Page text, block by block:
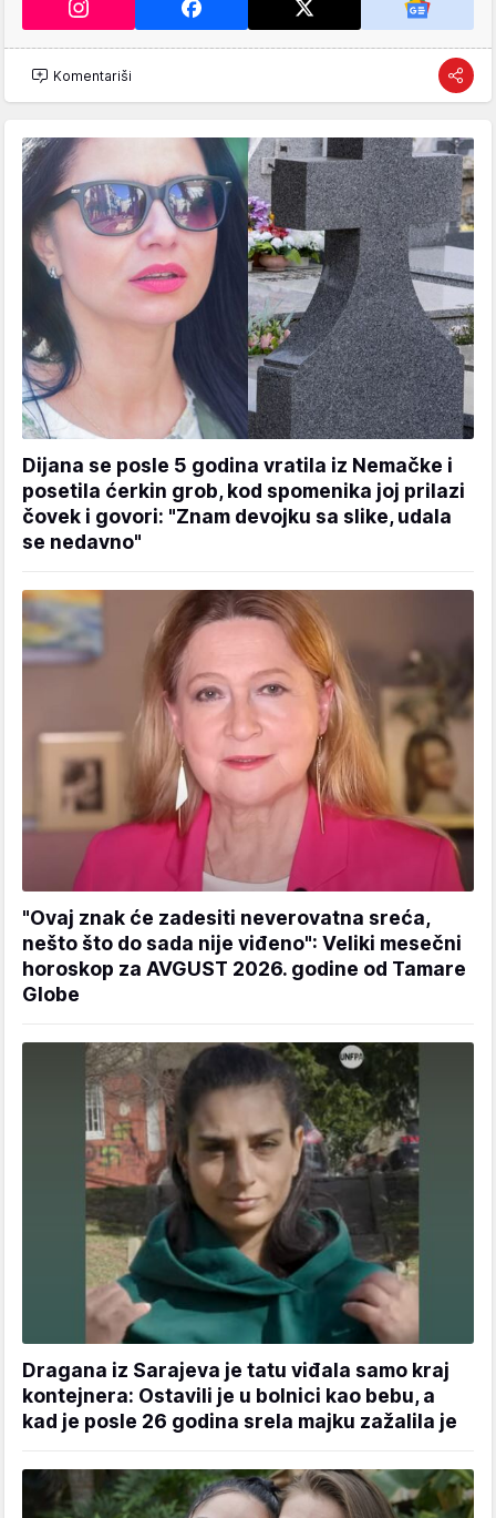
Komentariši
Dijana se posle 5 godina vratila iz Nemačke i
posetila ćerkin grob, kod spomenika joj prilazi
čovek i govori: "Znam devojku sa slike, udala
se nedavno"
"Ovaj znak će zadesiti neverovatna sreća,
nešto što do sada nije viđeno": Veliki mesečni
horoskop za AVGUST 2026. godine od Tamare
Globe
Dragana iz Sarajeva je tatu viđala samo kraj
kontejnera: Ostavili je u bolnici kao bebu, a
kad je posle 26 godina srela majku zažalila je